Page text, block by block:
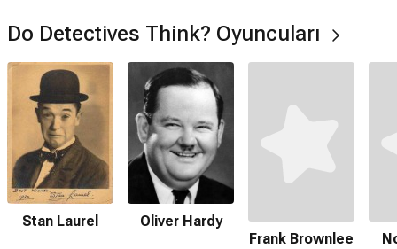
Do Detectives Think? Oyuncuları
Stan Laurel
Oliver Hardy
Frank Brownlee